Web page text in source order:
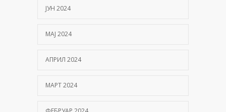
ЈУН 2024
МАЈ 2024
АПРИЛ 2024
МАРТ 2024